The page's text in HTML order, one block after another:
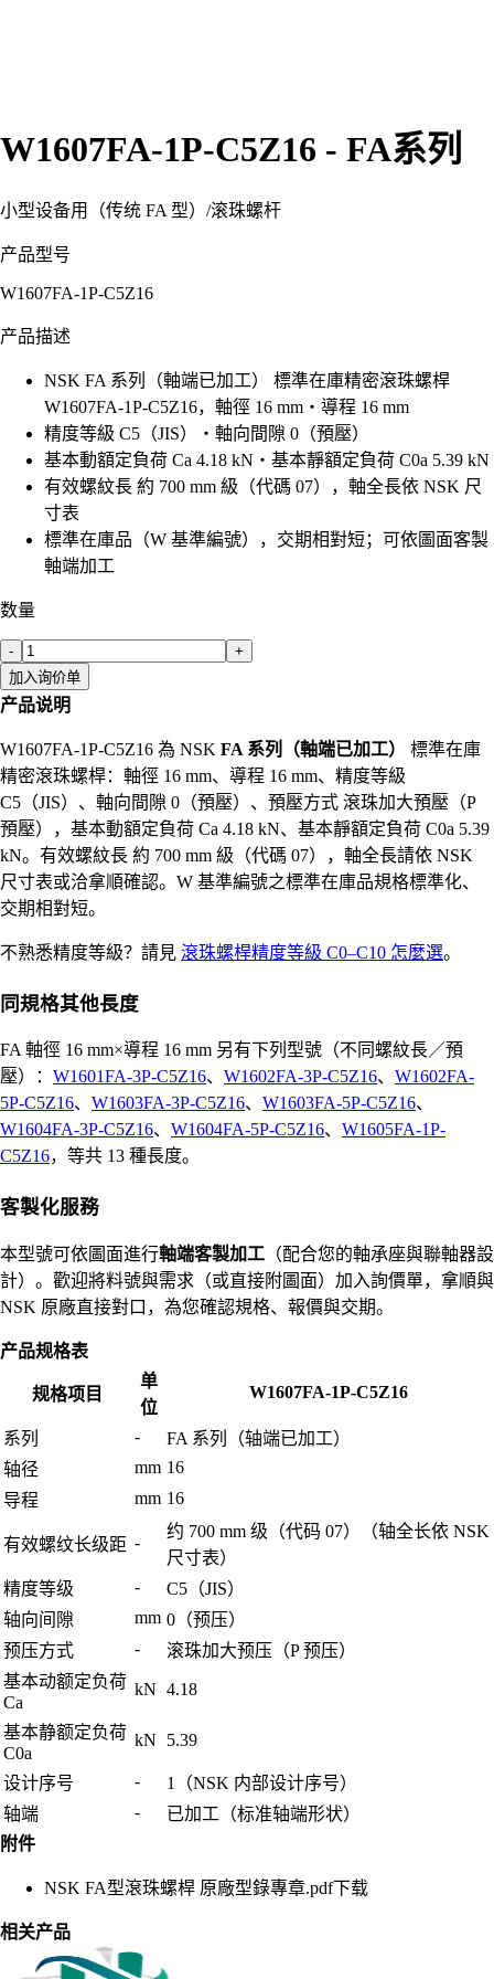
W1607FA-1P-C5Z16 - FA系列
小型设备用（传统 FA 型） /滚珠螺杆
产品型号
W1607FA-1P-C5Z16
产品描述
NSK FA 系列（軸端已加工） 標準在庫精密滾珠螺桿
W1607FA-1P-C5Z16，軸徑 16 mm・導程 16 mm
精度等級 C5（JIS）・軸向間隙 0（預壓）
基本動額定負荷 Ca 4.18 kN・基本靜額定負荷 C0a 5.39 kN
有效螺紋長 約 700 mm 級（代碼 07），軸全長依 NSK 尺
寸表
標準在庫品（W 基準編號），交期相對短；可依圖面客製
軸端加工
数量
-
+
加入询价单
产品说明
W1607FA-1P-C5Z16 為 NSK FA 系列（軸端已加工）
標準在庫
精密滾珠螺桿：軸徑 16 mm、導程 16 mm、精度等級
C5（JIS）、軸向間隙 0（預壓）、預壓方式 滾珠加大預壓（P
預壓），基本動額定負荷 Ca 4.18 kN、基本靜額定負荷 C0a 5.39
kN。有效螺紋長 約 700 mm 級（代碼 07），軸全長請依 NSK
尺寸表或洽拿順確認。W 基準編號之標準在庫品規格標準化、
交期相對短。
不熟悉精度等級？請見 滾珠螺桿精度等級 C0–C10 怎麼選。
同規格其他長度
FA 軸徑 16 mm×導程 16 mm 另有下列型號（不同螺紋長／預
壓）： W1601FA-3P-C5Z16、 W1602FA-3P-C5Z16、 W1602FA-
5P-C5Z16、 W1603FA-3P-C5Z16、 W1603FA-5P-C5Z16、
W1604FA-3P-C5Z16、 W1604FA-5P-C5Z16、 W1605FA-1P-
C5Z16，等共 13 種長度。
客製化服務
本型號可依圖面進行軸端客製加工 （配合您的軸承座與聯軸器設
計）。歡迎將料號與需求（或直接附圖面）加入詢價單，拿順與
NSK 原廠直接對口，為您確認規格、報價與交期。
产品规格表
规格项目
单
位
W1607FA-1P-C5Z16
系列 -
FA 系列（轴端已加工）
轴径
mm 16
导程
mm 16
有效螺纹长级距 -
约 700 mm 级（代码 07）（轴全长依 NSK
尺寸表）
精度等级
-
C5（JIS）
轴向间隙
mm 0（预压）
预压方式
-
滚珠加大预压（P 预压）
基本动额定负荷
Ca
kN 4.18
基本静额定负荷
C0a
kN 5.39
设计序号 -
1（NSK 内部设计序号）
轴端
-
已加工（标准轴端形状）
附件
NSK FA型滾珠螺桿 原廠型錄專章.pdf下载
相关产品